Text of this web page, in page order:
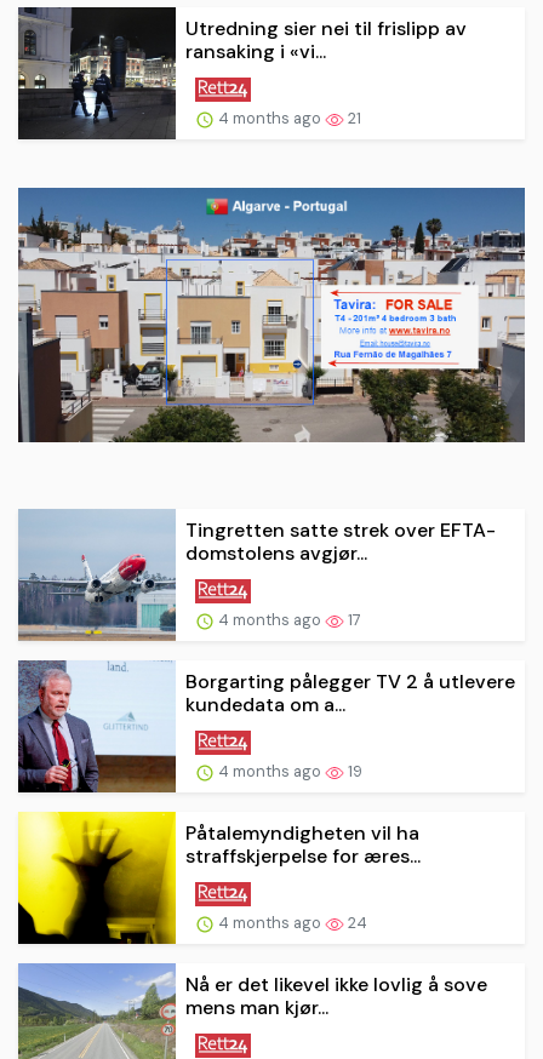
Utredning sier nei til frislipp av
ransaking i «vi...
4 months ago 21
Tingretten satte strek over EFTA-
domstolens avgjør...
4 months ago 17
Borgarting pålegger TV 2 å utlevere
kundedata om a...
4 months ago 19
Påtalemyndigheten vil ha
straffskjerpelse for æres...
4 months ago 24
Nå er det likevel ikke lovlig å sove
mens man kjør...